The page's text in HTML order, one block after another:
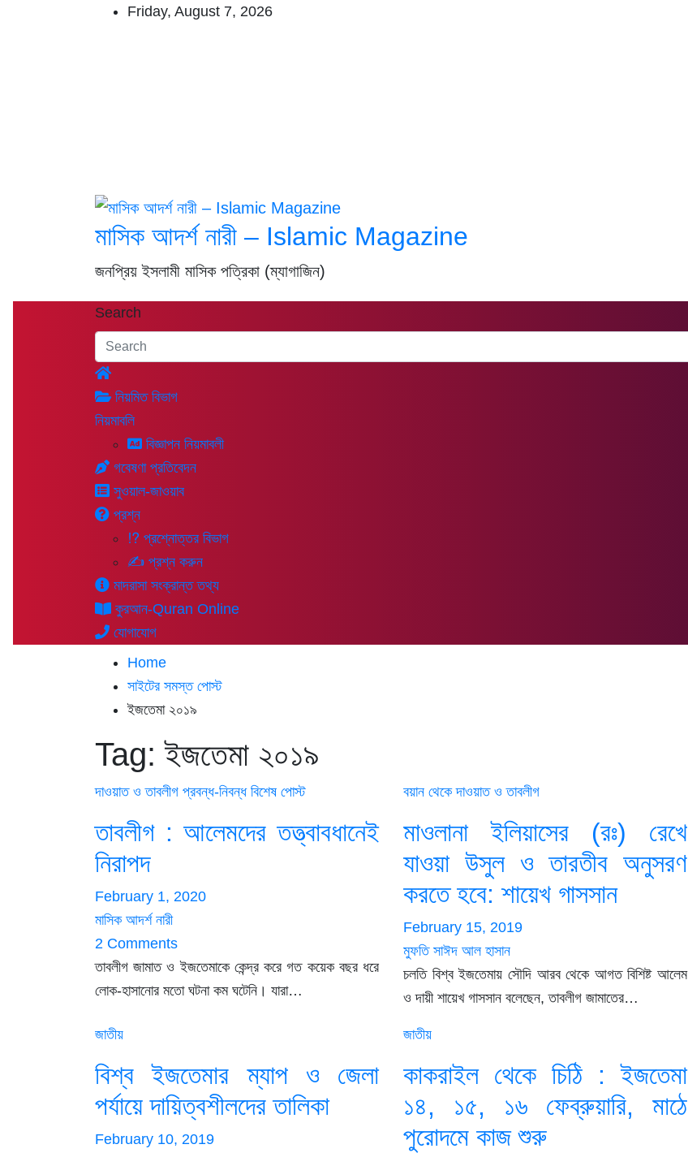
Friday, August 7, 2026
মাসিক আদর্শ নারী – Islamic Magazine
জনপ্রিয় ইসলামী মাসিক পত্রিকা (ম্যাগাজিন)
Search
নিয়মিত বিভাগ
নিয়মাবলি
বিজ্ঞাপন নিয়মাবলী
গবেষণা প্রতিবেদন
সুওয়াল-জাওয়াব
প্রশ্ন
⁉ প্রশ্নোত্তর বিভাগ
✍ প্রশ্ন করুন
মাদরাসা সংক্রান্ত তথ্য
কুরআন-Quran Online
যোগাযোগ
Home
সাইটের সমস্ত পোস্ট
ইজতেমা ২০১৯
Tag:ইজতেমা ২০১৯
দাওয়াত ও তাবলীগ প্রবন্ধ-নিবন্ধ বিশেষ পোস্ট
তাবলীগ : আলেমদের তত্ত্বাবধানেই
নিরাপদ
February 1, 2020
মাসিক আদর্শ নারী
2 Comments
তাবলীগ জামাত ও ইজতেমাকে কেন্দ্র করে গত কয়েক বছর ধরে
লোক-হাসানোর মতো ঘটনা কম ঘটেনি। যারা…
বয়ান থেকে দাওয়াত ও তাবলীগ
মাওলানা ইলিয়াসের (রঃ) রেখে
যাওয়া উসুল ও তারতীব অনুসরণ
করতে হবে: শায়েখ গাসসান
February 15, 2019
মুফতি সাঈদ আল হাসান
চলতি বিশ্ব ইজতেমায় সৌদি আরব থেকে আগত বিশিষ্ট আলেম
ও দায়ী শায়েখ গাসসান বলেছেন, তাবলীগ জামাতের…
জাতীয়
বিশ্ব ইজতেমার ম্যাপ ও জেলা
পর্যায়ে দায়িত্বশীলদের তালিকা
February 10, 2019
জাতীয়
কাকরাইল থেকে চিঠি : ইজতেমা
১৪, ১৫, ১৬ ফেব্রুয়ারি, মাঠে
পুরোদমে কাজ শুরু